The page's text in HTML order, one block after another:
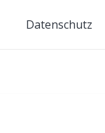
Datenschutz